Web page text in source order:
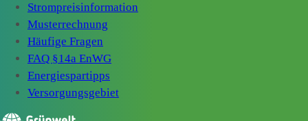
Strompreisinformation
Musterrechnung
Häufige Fragen
FAQ §14a EnWG
Energiespartipps
Versorgungsgebiet